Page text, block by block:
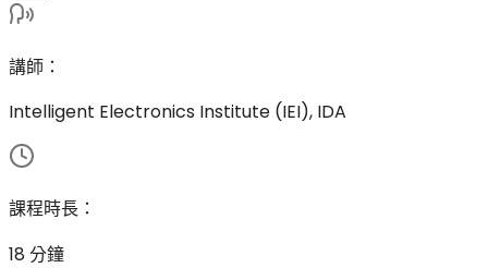
講師 ：
Intelligent Electronics Institute (IEI), IDA
課程時長 ：
18 分鐘